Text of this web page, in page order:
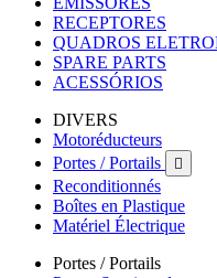
RECEPTORES
QUADROS
SPARE PARTS
ACESSÓRIOS
DIVERS
Motoréducteurs
Portes / Portails

Reconditionnés
Boîtes en Plastique
Matériel Électrique
Portes / Portails